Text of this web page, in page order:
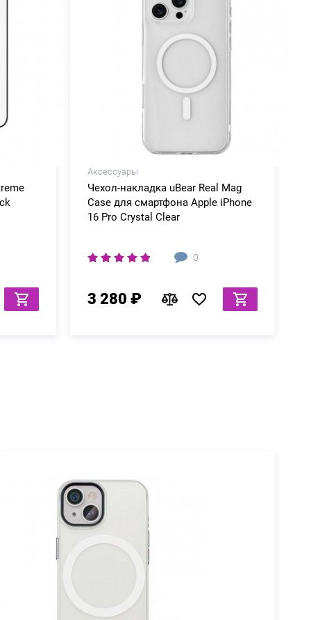
Аксессуары
Чехол-накладка uBear Real Mag
Case для смартфона Apple iPhone
16 Pro Crystal Clear
0
3 280 ₽